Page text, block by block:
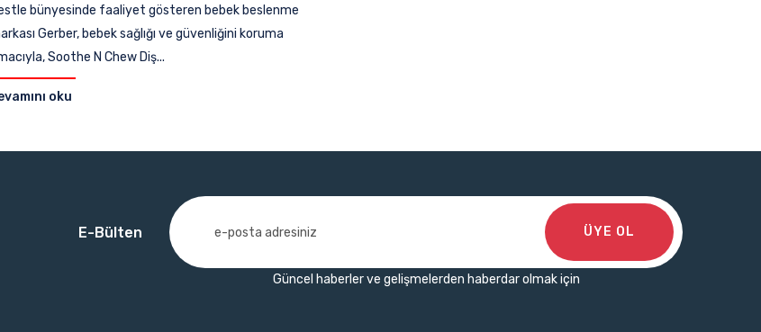
bünyesinde faaliyet gösteren bebek beslenme
Gerber, bebek sağlığı ve güvenliğini koruma
Soothe N Chew Diş...
oku
E-Bülten
Güncel haberler ve gelişmelerden haberdar olmak için
ÜYE OL